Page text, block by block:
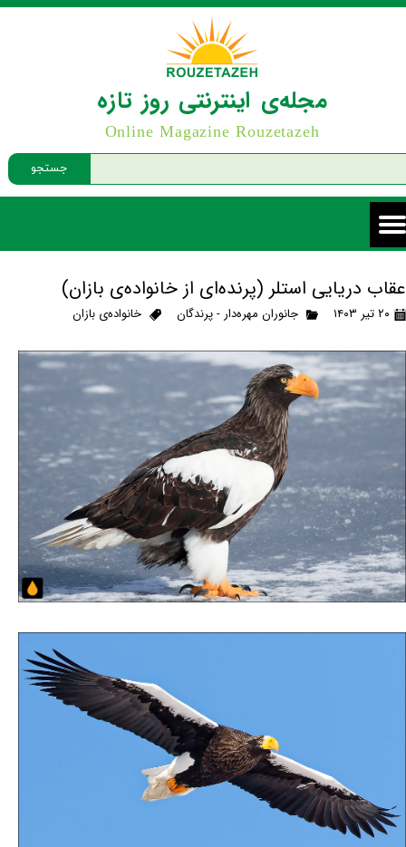
جستجو
مجله‌ی اینترنتی روز تازه
Online Magazine Rouzetazeh
عقاب دریایی استلر (پرنده‌ای از خانواده‌ی بازان)
۲۰ تیر ۱۴۰۳ جانوران مهره‌دار - پرندگان خانواده‌ی بازان